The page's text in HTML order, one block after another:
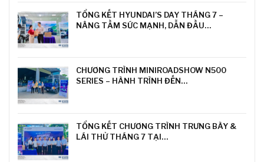
TỔNG KẾT HYUNDAI’S DAY THÁNG 7 –
NÂNG TẦM SỨC MẠNH, DẪN ĐẦU…
CHƯƠNG TRÌNH MINIROADSHOW N500
SERIES – HÀNH TRÌNH ĐẾN…
TỔNG KẾT CHƯƠNG TRÌNH TRƯNG BÀY &
LÁI THỬ THÁNG 7 TẠI…